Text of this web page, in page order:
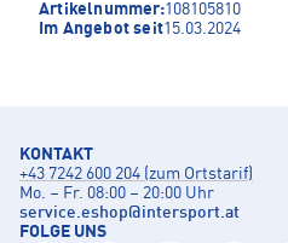
Artikelnummer:108105810
Im Angebot seit15.03.2024
KONTAKT
+43 7242 600 204 (zum Ortstarif)
Mo. – Fr. 08:00 – 20:00 Uhr
service.eshop@intersport.at
FOLGE UNS